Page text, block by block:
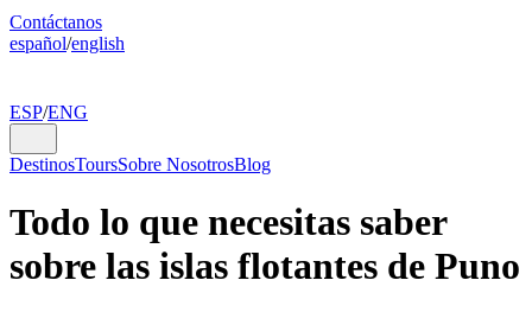
Contáctanos
español/english
ESP/ENG
DestinosToursSobre NosotrosBlog
Todo lo que necesitas saber
sobre las islas flotantes de Puno